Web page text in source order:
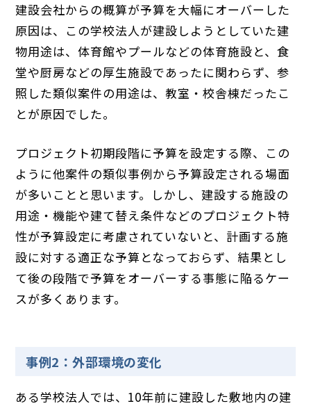
建設会社からの概算が予算を大幅にオーバーした
原因は、この学校法人が建設しようとしていた建
物用途は、体育館やプールなどの体育施設と、食
堂や厨房などの厚生施設であったに関わらず、参
照した類似案件の用途は、教室・校舎棟だったこ
とが原因でした。
プロジェクト初期段階に予算を設定する際、この
ように他案件の類似事例から予算設定される場面
が多いことと思います。しかし、建設する施設の
用途・機能や建て替え条件などのプロジェクト特
性が予算設定に考慮されていないと、計画する施
設に対する適正な予算となっておらず、結果とし
て後の段階で予算をオーバーする事態に陥るケー
スが多くあります。
事例2：外部環境の変化
ある学校法人では、10年前に建設した敷地内の建